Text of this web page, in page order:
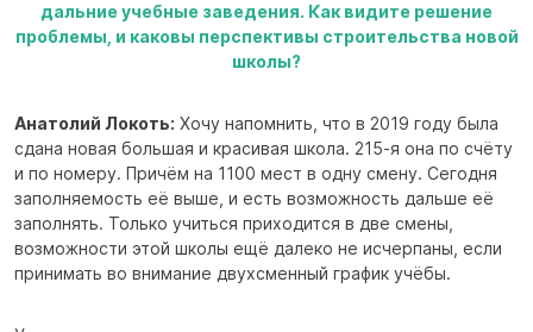
дальние учебные заведения. Как видите решение
проблемы, и каковы перспективы строительства новой
школы?
Анатолий Локоть: Хочу напомнить, что в 2019 году была
сдана новая большая и красивая школа. 215-я она по счёту
и по номеру. Причём на 1100 мест в одну смену. Сегодня
заполняемость её выше, и есть возможность дальше её
заполнять. Только учиться приходится в две смены,
возможности этой школы ещё далеко не исчерпаны, если
принимать во внимание двухсменный график учёбы.